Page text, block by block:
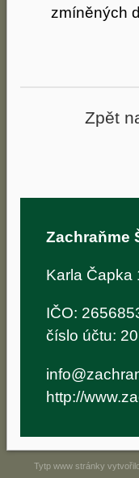
zmíněných
Zpět
Zachraňme
Karla Čapka
IČO:
číslo účtu:
http://
Tytp www stránky